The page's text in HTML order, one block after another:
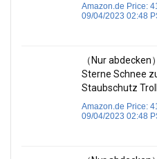
Amazon.de Price:
09/04/2023 02:48
（Nur
Sterne Schnee
Staubschutz
Amazon.de Price:
09/04/2023 02:48